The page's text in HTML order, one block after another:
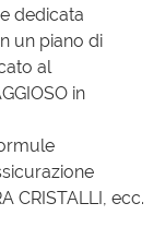
dedicata
un piano di
al
in
CRISTALLI, ecc.